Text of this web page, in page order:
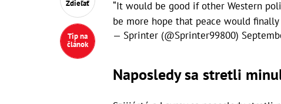
Zdieľať
Tip na
článok
“It would be good if other Western
be more hope that peace would
— Sprinter (@Sprinter99800)
Naposledy sa stretli